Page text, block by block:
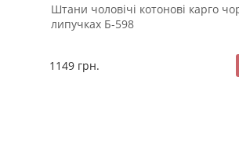
Штани чоловічі котонові карго
липучках Б-598
1149 грн.